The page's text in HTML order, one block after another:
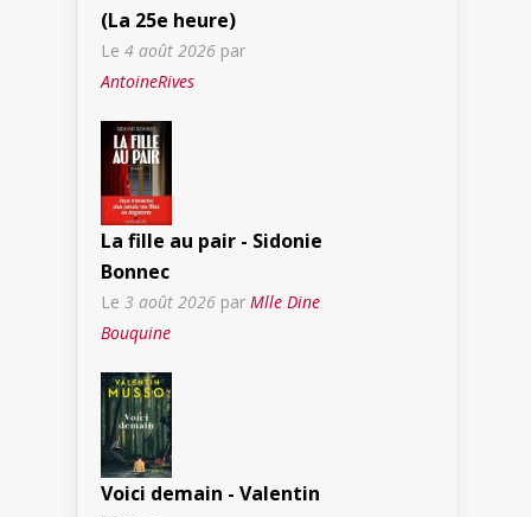
(La 25e heure)
Le 4 août 2026 par
AntoineRives
La fille au pair - Sidonie
Bonnec
Le 3 août 2026 par Mlle Dine
Bouquine
Voici demain - Valentin